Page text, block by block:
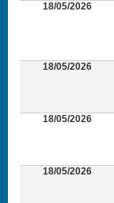
18/05/2026
18/05/2026
18/05/2026
18/05/2026